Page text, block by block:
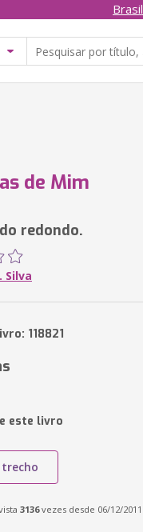
Brasil
de Mim
redondo.
Silva
118821
este livro
3136vezes desde 06/12/2011